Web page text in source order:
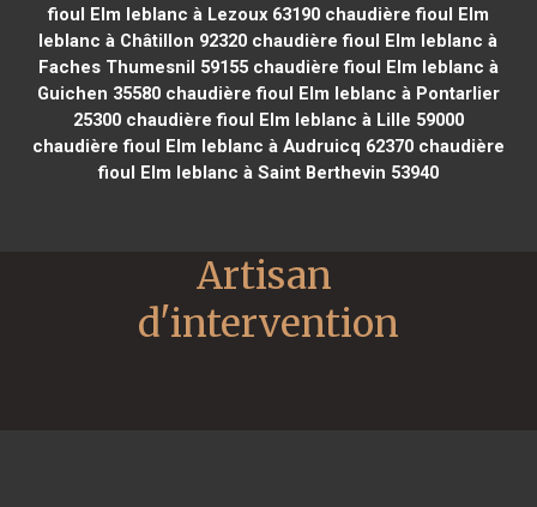
fioul Elm leblanc à Lezoux 63190chaudière fioul Elm
leblanc à Châtillon 92320 chaudière fioul Elm leblanc à
Faches Thumesnil 59155chaudière fioul Elm leblanc à
Guichen 35580chaudière fioul Elm leblanc à Pontarlier
25300chaudière fioul Elm leblanc à Lille 59000
chaudière fioul Elm leblanc à Audruicq 62370chaudière
fioul Elm leblanc à Saint Berthevin 53940
Artisan
d'intervention